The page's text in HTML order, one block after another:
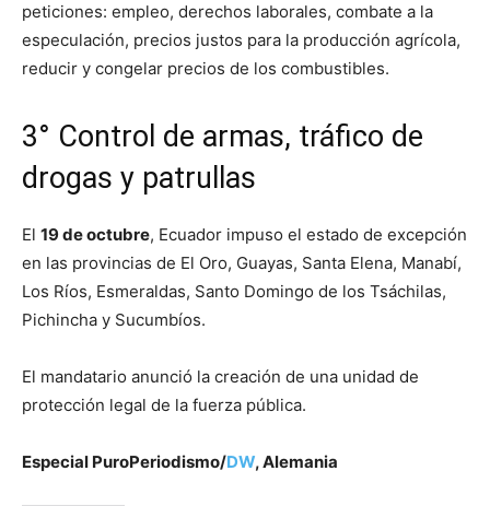
peticiones: empleo, derechos laborales, combate a la
especulación, precios justos para la producción agrícola,
reducir y congelar precios de los combustibles.
3° Control de armas, tráfico de
drogas y patrullas
El 19 de octubre, Ecuador impuso el estado de excepción
en las provincias de El Oro, Guayas, Santa Elena, Manabí,
Los Ríos, Esmeraldas, Santo Domingo de los Tsáchilas,
Pichincha y Sucumbíos.
El mandatario anunció la creación de una unidad de
protección legal de la fuerza pública.
Especial PuroPeriodismo/DW, Alemania